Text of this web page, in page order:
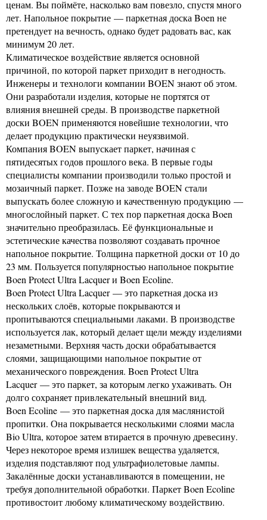
ценам. Вы поймёте, насколько вам повезло, спустя много
лет. Напольное покрытие — паркетная доска Boen не
претендует на вечность, однако будет радовать вас, как
минимум 20 лет.
Климатическое воздействие является основной
причиной, по которой паркет приходит в негодность.
Инженеры и технологи компании BOEN знают об этом.
Они разработали изделия, которые не портятся от
влияния внешней среды. В производстве паркетной
доски BOEN применяются новейшие технологии, что
делает продукцию практически неуязвимой.
Компания BOEN выпускает паркет, начиная с
пятидесятых годов прошлого века. В первые годы
специалисты компании производили только простой и
мозаичный паркет. Позже на заводе BOEN стали
выпускать более сложную и качественную продукцию —
многослойный паркет. С тех пор паркетная доска Boen
значительно преобразилась. Её функциональные и
эстетические качества позволяют создавать прочное
напольное покрытие. Толщина паркетной доски от 10 до
23 мм. Пользуется популярностью напольное покрытие
Boen Protect Ultra Lacquer и Boen Ecoline.
Boen Protect Ultra Lacquer — это паркетная доска из
нескольких слоёв, которые покрываются и
пропитываются специальными лаками. В производстве
используется лак, который делает щели между изделиями
незаметными. Верхняя часть доски обрабатывается
слоями, защищающими напольное покрытие от
механического повреждения. Boen Protect Ultra
Lacquer — это паркет, за которым легко ухаживать. Он
долго сохраняет привлекательный внешний вид.
Boen Ecoline — это паркетная доска для маслянистой
пропитки. Она покрывается несколькими слоями масла
Bio Ultra, которое затем втирается в прочную древесину.
Через некоторое время излишек вещества удаляется,
изделия подставляют под ультрафиолетовые лампы.
Закалённые доски устанавливаются в помещении, не
требуя дополнительной обработки. Паркет Boen Ecoline
противостоит любому климатическому воздействию.